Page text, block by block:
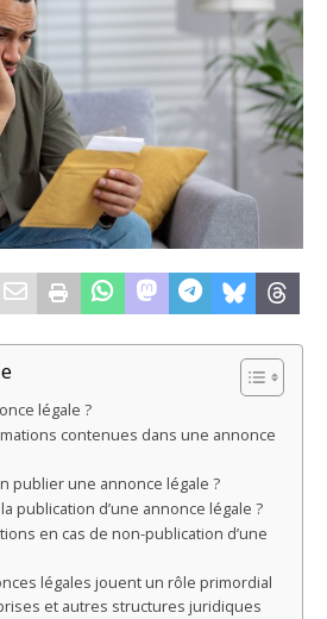
légale ?
contenues dans une annonce
publier une annonce légale ?
publication d’une annonce légale ?
en cas de non-publication d’une
légales jouent un rôle primordial
et autres structures juridiques